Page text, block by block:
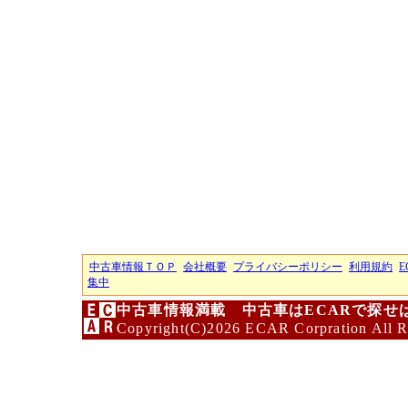
中古車情報ＴＯＰ 会社概要 プライバシーポリシー 利用規約
集中
中古車情報満載 中古車はECARで探せ
Copyright(C)2026 ECAR Corpration All